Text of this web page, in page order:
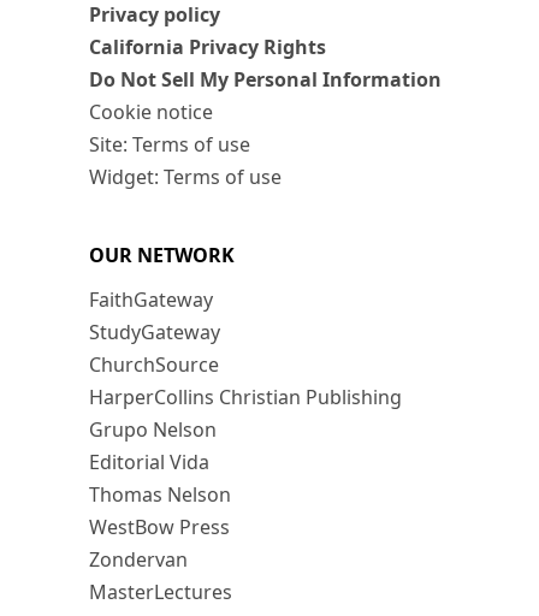
Privacy policy
California Privacy Rights
Do Not Sell My Personal Information
Cookie notice
Site: Terms of use
Widget: Terms of use
OUR NETWORK
FaithGateway
StudyGateway
ChurchSource
HarperCollins Christian Publishing
Grupo Nelson
Editorial Vida
Thomas Nelson
WestBow Press
Zondervan
MasterLectures